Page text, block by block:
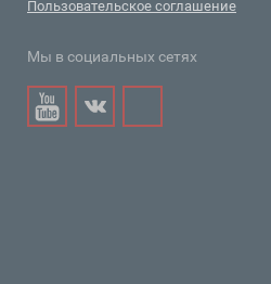
Пользовательское соглашение
Мы в социальных сетях